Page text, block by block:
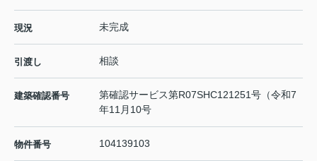
現況 未完成
引渡し 相談
建築確認番号
第確認サービス第R07SHC121251号（令和7
年11月10号
物件番号 104139103